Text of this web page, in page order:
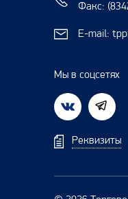
Факс:
E-mail:
Мы в соцсетях
Реквизиты